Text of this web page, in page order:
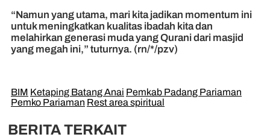
“Namun yang utama, mari kita jadikan momentum ini
untuk meningkatkan kualitas ibadah kita dan
melahirkan generasi muda yang Qurani dari masjid
yang megah ini,” tuturnya. (rn/*/pzv)
BIM Ketaping Batang Anai Pemkab Padang Pariaman
Pemko Pariaman Rest area spiritual
BERITA TERKAIT